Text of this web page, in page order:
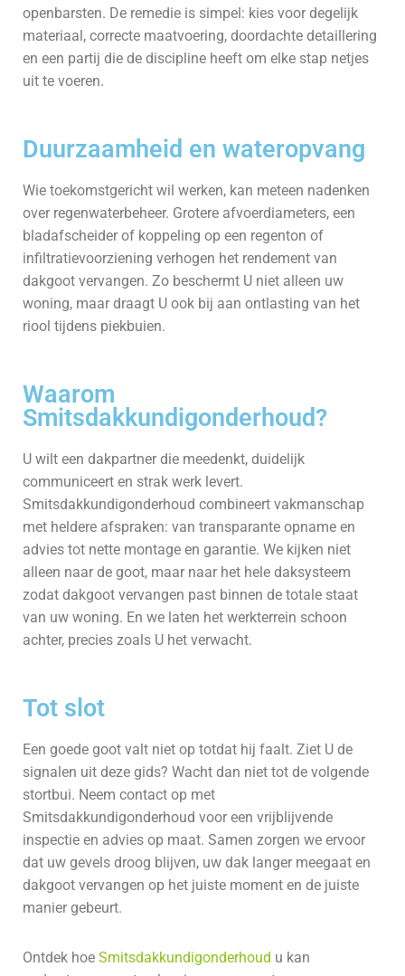
openbarsten. De remedie is simpel: kies voor degelijk
materiaal, correcte maatvoering, doordachte detaillering
en een partij die de discipline heeft om elke stap netjes
uit te voeren.
Duurzaamheid en wateropvang
Wie toekomstgericht wil werken, kan meteen nadenken
over regenwaterbeheer. Grotere afvoerdiameters, een
bladafscheider of koppeling op een regenton of
infiltratievoorziening verhogen het rendement van
dakgoot vervangen. Zo beschermt U niet alleen uw
woning, maar draagt U ook bij aan ontlasting van het
riool tijdens piekbuien.
Waarom
Smitsdakkundigonderhoud?
U wilt een dakpartner die meedenkt, duidelijk
communiceert en strak werk levert.
Smitsdakkundigonderhoud combineert vakmanschap
met heldere afspraken: van transparante opname en
advies tot nette montage en garantie. We kijken niet
alleen naar de goot, maar naar het hele daksysteem
zodat dakgoot vervangen past binnen de totale staat
van uw woning. En we laten het werkterrein schoon
achter, precies zoals U het verwacht.
Tot slot
Een goede goot valt niet op totdat hij faalt. Ziet U de
signalen uit deze gids? Wacht dan niet tot de volgende
stortbui. Neem contact op met
Smitsdakkundigonderhoud voor een vrijblijvende
inspectie en advies op maat. Samen zorgen we ervoor
dat uw gevels droog blijven, uw dak langer meegaat en
dakgoot vervangen op het juiste moment en de juiste
manier gebeurt.
Ontdek hoe Smitsdakkundigonderhoud u kan